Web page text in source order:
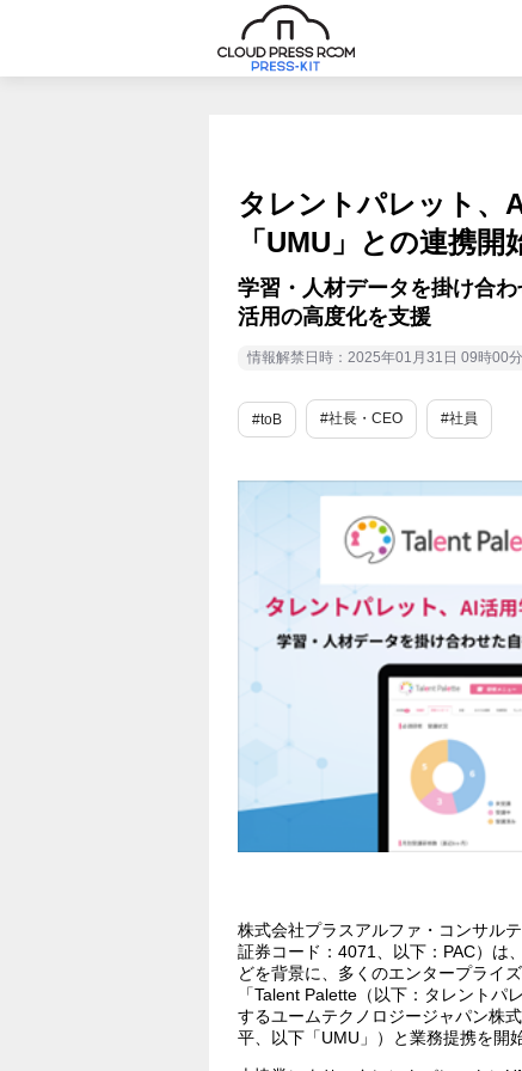
タレントパレット、
「UMU」との連携開
学習・人材データを掛け合
活用の高度化を支援
情報解禁日時：2025年01月31日 09時00分
#toB #社長・CEO #社員
株式会社プラスアルファ・コンサル
証券コード：4071、以下：PAC）は
どを背景に、多くのエンタープライ
「Talent Palette（以下：タレント
するユームテクノロジージャパン株
平、以下「UMU」）と業務提携を開